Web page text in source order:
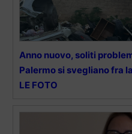
Anno nuovo, soliti
Palermo si svegliano fra
LE FOTO